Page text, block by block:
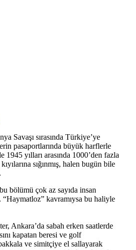
Savaşı sırasında Türkiye’ye
pasaportlarında büyük harflerle
1945 yılları arasında 1000’den fazla
sığınmış, halen bugün bile
bölümü çok az sayıda insan
“Haymatloz” kavramıysa bu haliyle
Ankara’da sabah erken saatlerde
kapatan beresi ve golf
ve simitçiye el sallayarak